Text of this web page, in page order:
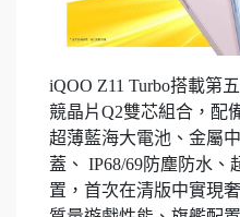
iQOO Z11 Turbo搭載第
競晶片Q2雙芯組合，配
超薄藍海大電池、金屬
蓋、 IP68/69防塵防水
置，首次在清版中實現